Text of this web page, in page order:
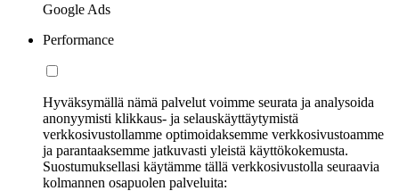
Google Ads
Performance
Hyväksymällä nämä palvelut voimme seurata ja analysoida
anonyymisti klikkaus- ja selauskäyttäytymistä
verkkosivustollamme optimoidaksemme verkkosivustoamme
ja parantaaksemme jatkuvasti yleistä käyttökokemusta.
Suostumuksellasi käytämme tällä verkkosivustolla seuraavia
kolmannen osapuolen palveluita: